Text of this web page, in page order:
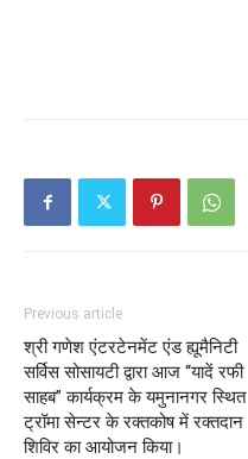
Previous article
श्री गणेश एंटरटेनमेंट एंड ह्यूमैनिटी
सर्विस सोसायटी द्वारा आज ‘‘यादें रफी
साहब’’ कार्यक्रम के यमुनानगर स्थित
ट्रॉमा सेन्टर के रक्तकोष में रक्तदान
शिविर का आयोजन किया।